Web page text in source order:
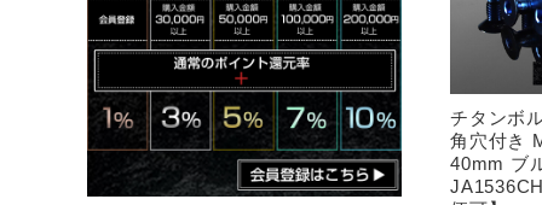
チタンボ
角穴付き
40mm ブ